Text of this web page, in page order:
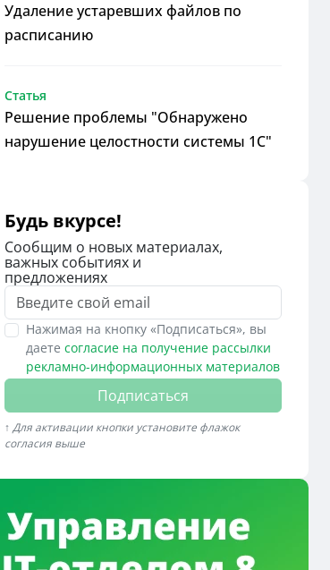
Удаление устаревших файлов по
расписанию
Статья
Решение проблемы "Обнаружено
нарушение целостности системы 1С"
Будь вкурсе!
Сообщим о новых материалах,
важных событиях и
предложениях
Нажимая на кнопку «Подписаться», вы
даете согласие на получение рассылки
рекламно-информационных материалов
Подписаться
↑ Для активации кнопки установите флажок
согласия выше